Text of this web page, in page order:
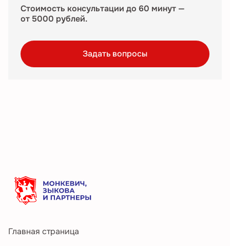
Стоимость консультации до 60 минут —
от 5000 рублей.
Задать вопросы
Главная страница